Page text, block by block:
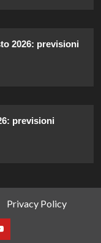
2026: previsioni
previsioni
Privacy Policy